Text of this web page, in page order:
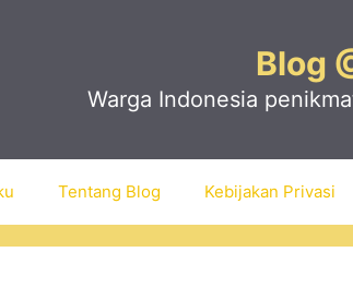
Blog
Warga Indonesia
Tentang Blog Kebijakan Privasi